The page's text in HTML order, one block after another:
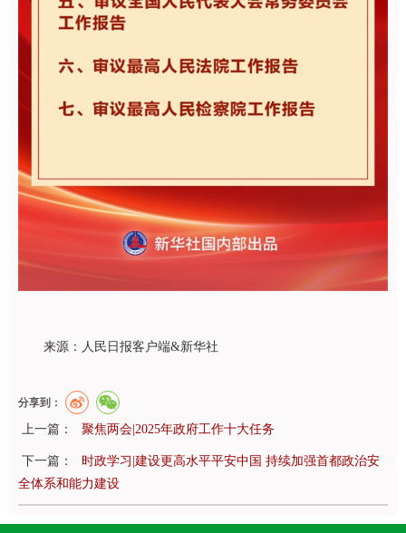
来源：人民日报客户端&新华社
分享到：
上一篇： 聚焦两会|2025年政府工作十大任务
下一篇：
时政学习|建设更高水平平安中国 持续加强首都政治安
全体系和能力建设